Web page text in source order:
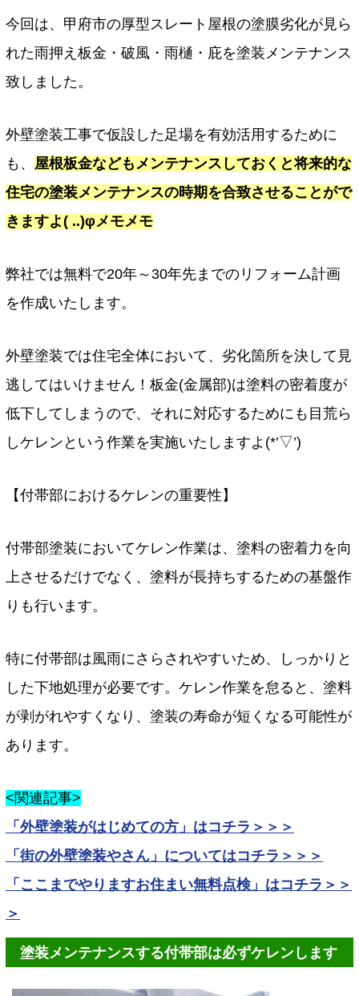
今回は、甲府市の厚型スレート屋根の塗膜劣化が見ら
れた雨押え板金・破風・雨樋・庇を塗装メンテナンス
致しました。
外壁塗装工事で仮設した足場を有効活用するために
も、 屋根板金などもメンテナンスしておくと将来的な
住宅の塗装メンテナンスの時期を合致させることがで
きますよ( ..)φメモメモ
弊社では無料で20年～30年先までのリフォーム計画
を作成いたします。
外壁塗装では住宅全体において、劣化箇所を決して見
逃してはいけません！板金(金属部)は塗料の密着度が
低下してしまうので、それに対応するためにも目荒ら
しケレンという作業を実施いたしますよ(*’▽’)
【付帯部におけるケレンの重要性】
付帯部塗装においてケレン作業は、塗料の密着力を向
上させるだけでなく、塗料が長持ちするための基盤作
りも行います。
特に付帯部は風雨にさらされやすいため、しっかりと
した下地処理が必要です。ケレン作業を怠ると、塗料
が剥がれやすくなり、塗装の寿命が短くなる可能性が
あります。
<関連記事>
「外壁塗装がはじめての方」はコチラ＞＞＞
「街の外壁塗装やさん」についてはコチラ＞＞＞
「ここまでやりますお住まい無料点検」はコチラ＞＞
＞
塗装メンテナンスする付帯部は必ずケレンします